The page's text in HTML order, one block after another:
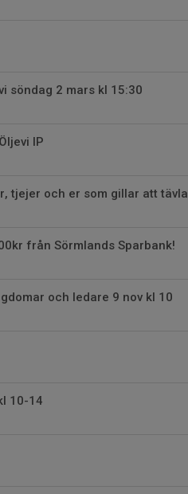
söndag 2 mars kl 15:30
IP
tjejer och er som gillar att tävla
från Sörmlands Sparbank!
och ledare 9 nov kl 10
10-14